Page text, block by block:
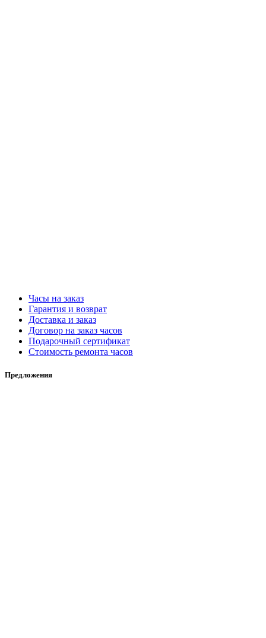
Часы на заказ
Гарантия и возврат
Доставка и заказ
Договор на заказ часов
Подарочный сертификат
Стоимость ремонта часов
Предложения